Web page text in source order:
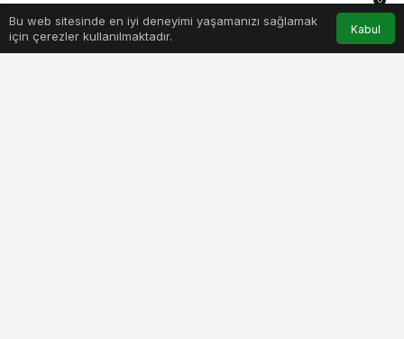
Bu web sitesinde en iyi deneyimi yaşamanızı sağlamak
için çerezler kullanılmaktadır.
Kabul
Anasayfa Akış Hesabım Bildirimler